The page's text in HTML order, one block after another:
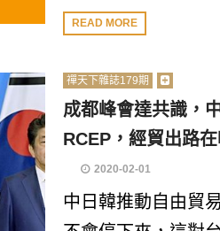
READ MORE
禪天下雜誌179期
成都峰會達共識，
RCEP，經貿出路在
2020-02-01
中日韓推動自由貿